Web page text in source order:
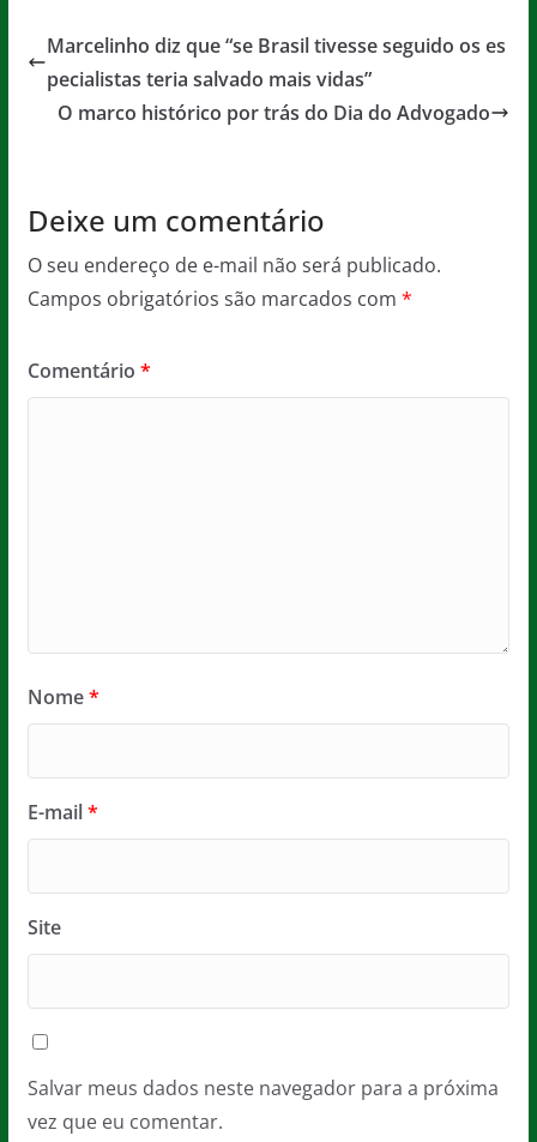
e
b
o
er l s
A
p
a
g
e
Marcelinho diz que “se Brasil tivesse seguido os es
pecialistas teria salvado mais vidas”
O marco histórico por trás do Dia do Advogado
Deixe um comentário
O seu endereço de e-mail não será publicado.
Campos obrigatórios são marcados com *
Comentário *
Nome*
E-mail*
Site
Salvar meus dados neste navegador para a próxima
vez que eu comentar.